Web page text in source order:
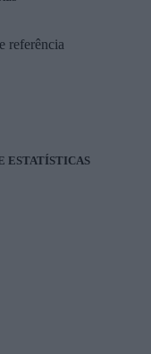
referência
ESTATÍSTICAS